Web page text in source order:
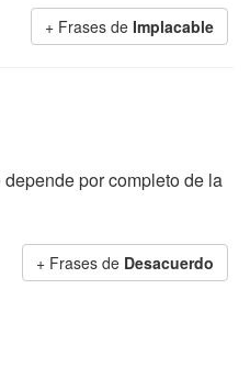
+ Frases de Implacable
por completo de la
+ Frases de Desacuerdo